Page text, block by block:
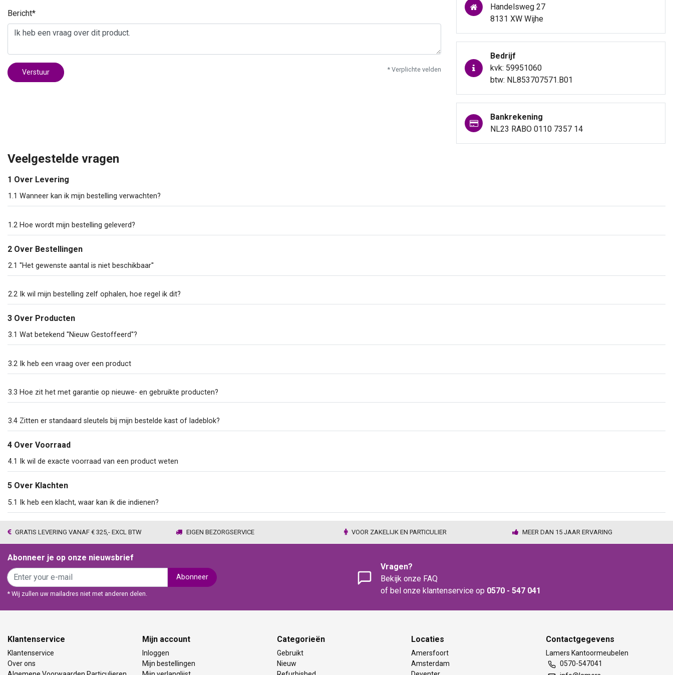
Bericht*
Verstuur * Verplichte velden
Handelsweg 27
8131 XW Wijhe
Bedrijf
kvk: 59951060
btw: NL853707571.B01
Bankrekening
NL23 RABO 0110 7357 14
Veelgestelde vragen
1 Over Levering
1.1 Wanneer kan ik mijn bestelling verwachten?
1.2 Hoe wordt mijn bestelling geleverd?
2 Over Bestellingen
2.1 ''Het gewenste aantal is niet beschikbaar''
2.2 Ik wil mijn bestelling zelf ophalen, hoe regel ik dit?
3 Over Producten
3.1 Wat betekend ''Nieuw Gestoffeerd''?
3.2 Ik heb een vraag over een product
3.3 Hoe zit het met garantie op nieuwe- en gebruikte producten?
3.4 Zitten er standaard sleutels bij mijn bestelde kast of ladeblok?
4 Over Voorraad
4.1 Ik wil de exacte voorraad van een product weten
5 Over Klachten
5.1 Ik heb een klacht, waar kan ik die indienen?
GRATIS LEVERING VANAF € 325,- EXCL BTW EIGEN BEZORGSERVICE VOOR ZAKELIJK EN PARTICULIER MEER DAN 15 JAAR ERVARING
Abonneer je op onze nieuwsbrief
Abonneer
* Wij zullen uw mailadres niet met anderen delen.
Vragen?
Bekijk onze FAQ
of bel onze klantenservice op 0570 - 547 041
Klantenservice
Klantenservice
Over ons
Mijn account
Inloggen
Mijn bestellingen
Categorieën
Gebruikt
Nieuw
Locaties
Amersfoort
Amsterdam
Contactgegevens
Lamers Kantoormeubelen
0570-547041